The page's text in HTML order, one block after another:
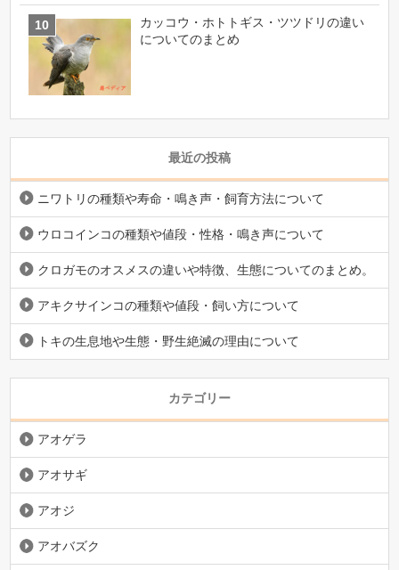
カッコウ・ホトトギス・ツツドリの違い
についてのまとめ
最近の投稿
ニワトリの種類や寿命・鳴き声・飼育方法について
ウロコインコの種類や値段・性格・鳴き声について
クロガモのオスメスの違いや特徴、生態についてのまとめ。
アキクサインコの種類や値段・飼い方について
トキの生息地や生態・野生絶滅の理由について
カテゴリー
アオゲラ
アオサギ
アオジ
アオバズク